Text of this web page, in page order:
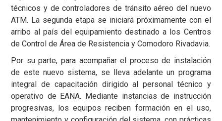
técnicos y de controladores de tránsito aéreo del nuevo
ATM. La segunda etapa se iniciará próximamente con el
arribo al país del equipamiento destinado a los Centros
de Control de Área de Resistencia y Comodoro Rivadavia.
Por su parte, para acompañar el proceso de instalación
de este nuevo sistema, se lleva adelante un programa
integral de capacitación dirigido al personal técnico y
operativo de EANA. Mediante instancias de instrucción
progresivas, los equipos reciben formación en el uso,